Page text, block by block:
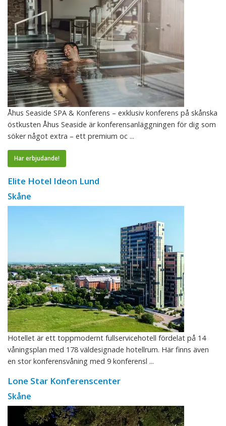
Åhus Seaside SPA & Konferens – exklusiv konferens på skånska
östkusten Åhus Seaside är konferensanläggningen för dig som
söker något extra – ett premium oc ...
Har erbjudande!
Elite Hotel Ideon Lund
Skåne
Hotellet är ett toppmodernt fullservicehotell fördelat på 14
våningsplan med 178 väldesignade hotellrum. Här finns även
en stor konferensvåning med 9 konferensl ...
Lone Star Konferenscenter
Skåne